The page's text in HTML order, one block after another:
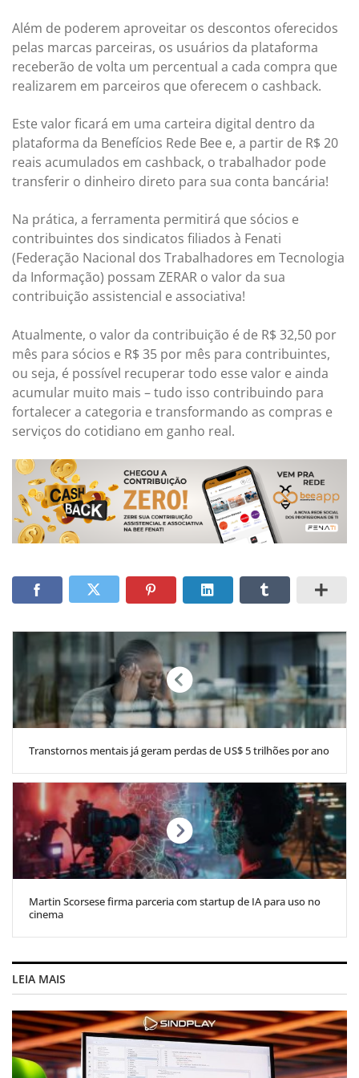
Além de poderem aproveitar os descontos oferecidos
pelas marcas parceiras, os usuários da plataforma
receberão de volta um percentual a cada compra que
realizarem em parceiros que oferecem o cashback.
Este valor ficará em uma carteira digital dentro da
plataforma da Benefícios Rede Bee e, a partir de R$ 20
reais acumulados em cashback, o trabalhador pode
transferir o dinheiro direto para sua conta bancária!
Na prática, a ferramenta permitirá que sócios e
contribuintes dos sindicatos filiados à Fenati
(Federação Nacional dos Trabalhadores em Tecnologia
da Informação) possam ZERAR o valor da sua
contribuição assistencial e associativa!
Atualmente, o valor da contribuição é de R$ 32,50 por
mês para sócios e R$ 35 por mês para contribuintes,
ou seja, é possível recuperar todo esse valor e ainda
acumular muito mais – tudo isso contribuindo para
fortalecer a categoria e transformando as compras e
serviços do cotidiano em ganho real.
Transtornos mentais já geram perdas de US$ 5 trilhões por ano
Martin Scorsese firma parceria com startup de IA para uso no
cinema
LEIA MAIS